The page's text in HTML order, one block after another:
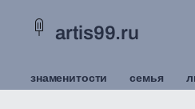
artis99.ru
знаменитости семья